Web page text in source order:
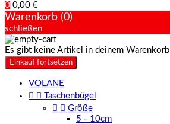
0 0,00 €
Warenkorb (0)
schließen
Es gibt keine Artikel in deinem Warenkorb
Einkauf fortsetzen
VOLANE
 
Taschenbügel
  Größe
5 - 10cm